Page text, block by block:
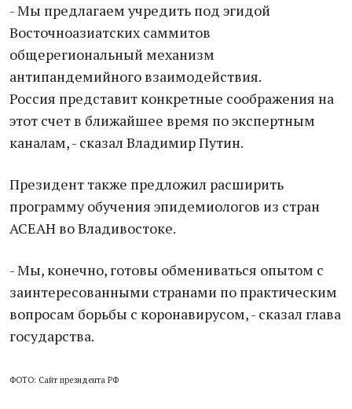
- Мы предлагаем учредить под эгидой
Восточноазиатских саммитов
общерегиональный механизм
антипандемийного взаимодействия.
Россия представит конкретные соображения на
этот счет в ближайшее время по экспертным
каналам, - сказал Владимир Путин.
Президент также предложил расширить
программу обучения эпидемиологов из стран
АСЕАН во Владивостоке.
- Мы, конечно, готовы обмениваться опытом с
заинтересованными странами по практическим
вопросам борьбы с коронавирусом, - сказал глава
государства.
ФОТО: Сайт президента РФ